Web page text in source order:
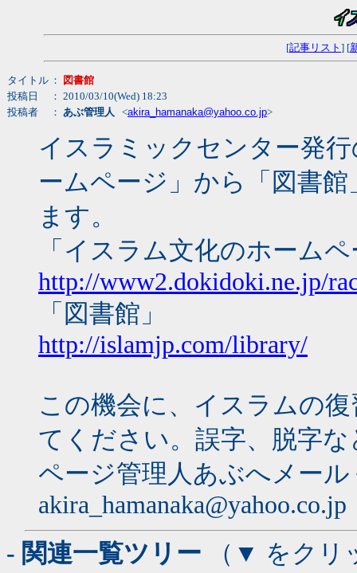
[記事リスト ] [
タイトル ： 図書館
投稿日
： 2010/03/10(Wed) 18:23
投稿者
： あぶ管理人 <akira_hamanaka@yahoo.co.jp>
イスラミックセンター発
ームページ」から「図書
ます。
「イスラム文化のホーム
http://www2.dokidoki.ne.jp/
「図書館」
http://islamjp.com/library/
この機会に、イスラムの
てください。誤字、脱字
ページ管理人あぶへメー
akira_hamanaka@yahoo.co.jp
- 関連一覧ツリー （▼ をクリ